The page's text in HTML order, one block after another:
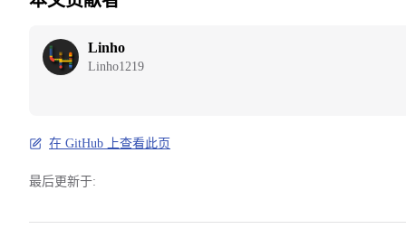
Linho
Linho1219
在 GitHub 上查看此页
最后更新于: